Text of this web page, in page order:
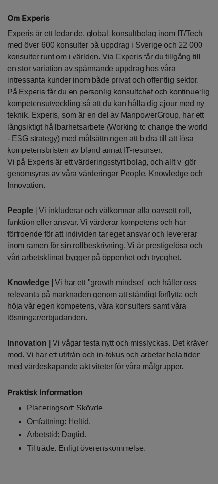
Om Experis
Experis är ett ledande, globalt konsultbolag inom IT/Tech
med över 600 konsulter på uppdrag i Sverige och 22 000
konsulter runt om i världen. Via Experis får du tillgång till
en stor variation av spännande uppdrag hos våra
intressanta kunder inom både privat och offentlig sektor.
På Experis får du en personlig konsultchef och kontinuerlig
kompetensutveckling så att du kan hålla dig ajour med ny
teknik. Experis, som är en del av ManpowerGroup, har ett
långsiktigt hållbarhetsarbete (Working to change the world
- ESG strategy) med målsättningen att bidra till att lösa
kompetensbristen av bland annat IT-resurser.
Vi på Experis är ett värderingsstyrt bolag, och allt vi gör
genomsyras av våra värderingar People, Knowledge och
Innovation.
People |
Vi inkluderar och välkomnar alla oavsett roll,
funktion eller ansvar. Vi värderar kompetens och har
förtroende för att individen tar eget ansvar och levererar
inom ramen för sin rollbeskrivning. Vi är prestigelösa och
vårt arbetsklimat bygger på öppenhet och trygghet.
Knowledge |
Vi har ett "growth mindset" och håller oss
relevanta på marknaden genom att ständigt förflytta och
höja vår egen kompetens, våra konsulters samt våra
lösningar/erbjudanden.
Innovation |
Vi vågar testa nytt och misslyckas. Det kräver
mod. Vi har ett utifrån och in-fokus och arbetar hela tiden
med värdeskapande aktiviteter för våra målgrupper.
Praktisk information
Placeringsort: Skövde.
Omfattning: Heltid.
Arbetstid: Dagtid.
Tillträde: Enligt överenskommelse.